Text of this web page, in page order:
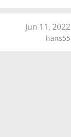
Jun 11, 2022
hans55